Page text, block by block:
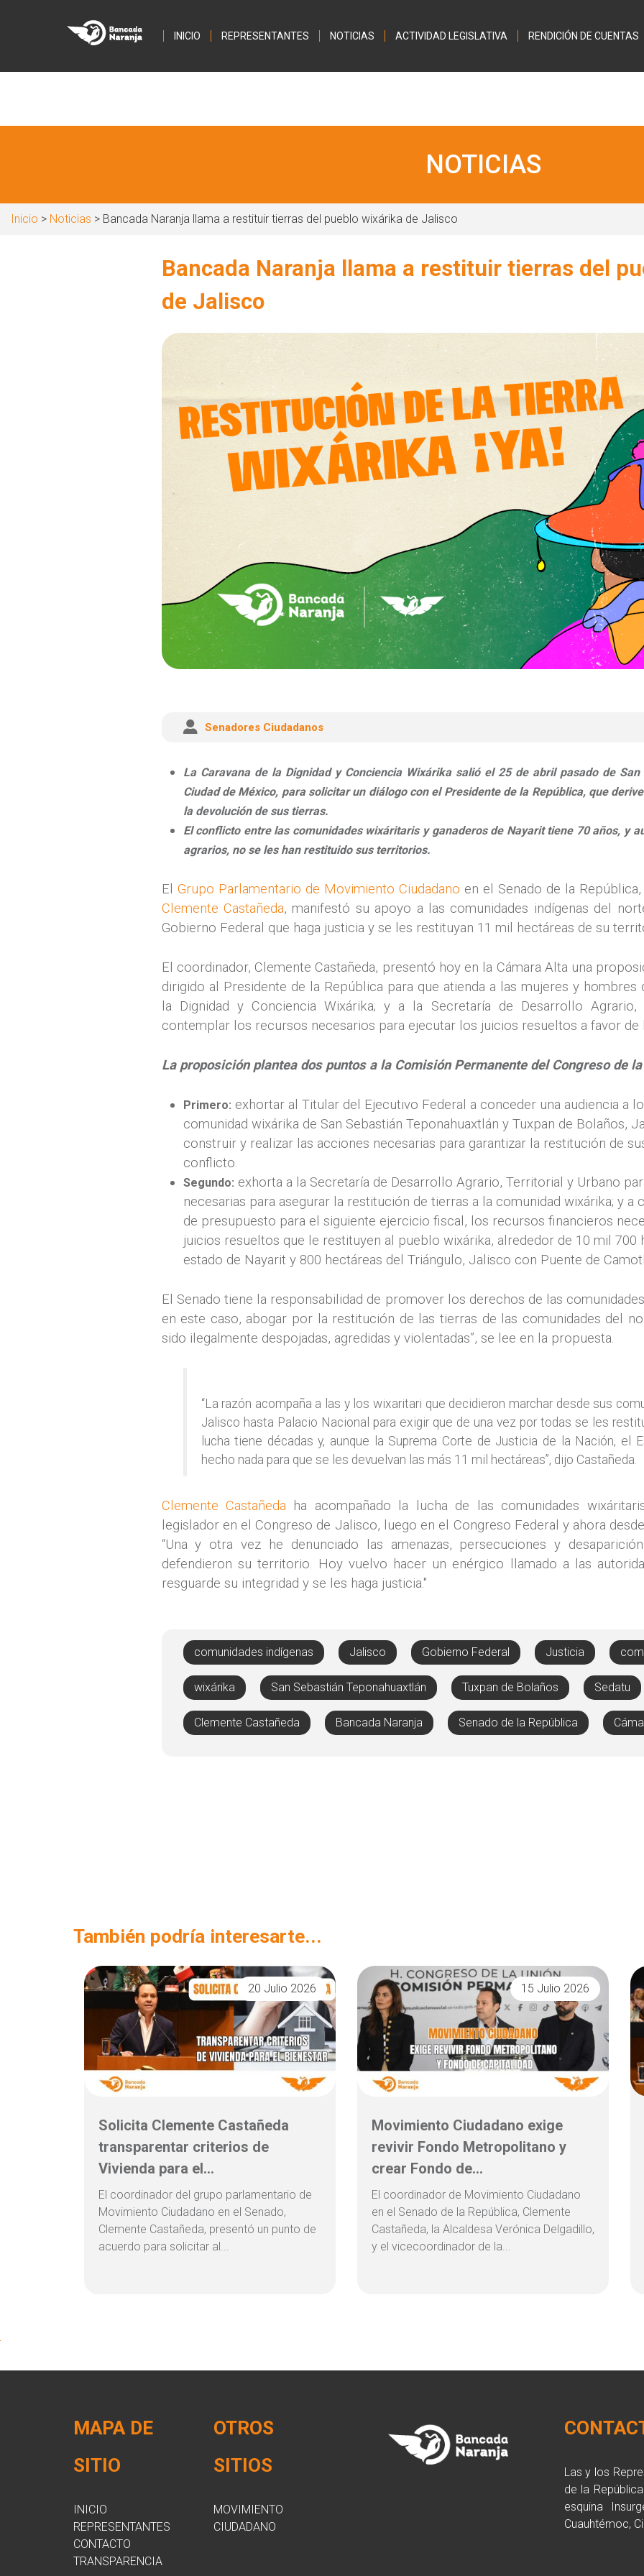
INICIO REPRESENTANTES NOTICIAS ACTIVIDAD LEGISLATIVA RENDICIÓN DE CUENTAS
NOTICIAS
Inicio > Noticias > Bancada Naranja llama a restituir tierras del pueblo wixárika de Jalisco
Bancada Naranja llama a restituir tierras del
de Jalisco
Senadores Ciudadanos
La Caravana de la Dignidad y Conciencia Wixárika salió el 25 de abril pasado de
Ciudad de México, para solicitar un diálogo con el Presidente de la República, que
la devolución de sus tierras.
El conflicto entre las comunidades wixáritaris y ganaderos de Nayarit tiene 70 años, y
agrarios, no se les han restituido sus territorios.
El Grupo Parlamentario de Movimiento Ciudadano en el Senado de la
Clemente Castañeda, manifestó su apoyo a las comunidades indígenas del
Gobierno Federal que haga justicia y se les restituyan 11 mil hectáreas de su
El coordinador, Clemente Castañeda, presentó hoy en la Cámara Alta una
dirigido al Presidente de la República para que atienda a las mujeres y hombres
la Dignidad y Conciencia Wixárika; y a la Secretaría de Desarrollo
contemplar los recursos necesarios para ejecutar los juicios resueltos a favor de
La proposición plantea dos puntos a la Comisión Permanente del Congreso de la
Primero: exhortar al Titular del Ejecutivo Federal a conceder una audiencia a
comunidad wixárika de San Sebastián Teponahuaxtlán y Tuxpan de Bolaños,
construir y realizar las acciones necesarias para garantizar la restitución de
conflicto.
Segundo: exhorta a la Secretaría de Desarrollo Agrario, Territorial y Urbano
necesarias para asegurar la restitución de tierras a la comunidad wixárika; y
de presupuesto para el siguiente ejercicio fiscal, los recursos financieros
juicios resueltos que le restituyen al pueblo wixárika, alrededor de 10 mil 700
estado de Nayarit y 800 hectáreas del Triángulo, Jalisco con Puente de
El Senado tiene la responsabilidad de promover los derechos de las
en este caso, abogar por la restitución de las tierras de las comunidades del
sido ilegalmente despojadas, agredidas y violentadas”, se lee en la propuesta.
“La razón acompaña a las y los wixaritari que decidieron marchar desde sus
Jalisco hasta Palacio Nacional para exigir que de una vez por todas se les
lucha tiene décadas y, aunque la Suprema Corte de Justicia de la Nación, el
hecho nada para que se les devuelvan las más 11 mil hectáreas”, dijo Castañeda.
Clemente Castañedaha acompañado la lucha de las comunidades
legislador en el Congreso de Jalisco, luego en el Congreso Federal y ahora
“Una y otra vez he denunciado las amenazas, persecuciones y
defendieron su territorio. Hoy vuelvo hacer un enérgico llamado a las
resguarde su integridad y se les haga justicia."
comunidades indígenas Jalisco Gobierno Federal Justicia
wixárika San Sebastián Teponahuaxtlán Tuxpan de Bolaños Sedatu
Clemente Castañeda Bancada Naranja Senado de la República
También podría interesarte...
20 Julio 2026
Solicita Clemente Castañeda
transparentar criterios de
Vivienda para el...
El coordinador del grupo parlamentario de
Movimiento Ciudadano en el Senado,
Clemente Castañeda, presentó un punto de
acuerdo para solicitar al...
15 Julio 2026
Movimiento Ciudadano exige
revivir Fondo Metropolitano y
crear Fondo de...
El coordinador de Movimiento Ciudadano
en el Senado de la República, Clemente
Castañeda, la Alcaldesa Verónica Delgadillo,
y el vicecoordinador de la...
MAPA DE
SITIO
INICIO
REPRESENTANTES
CONTACTO
TRANSPARENCIA
OTROS
SITIOS
MOVIMIENTO
CIUDADANO
Las y los
de la
esquina
Cuauhtémoc,